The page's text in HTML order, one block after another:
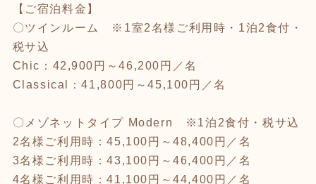
【ご宿泊料金】
〇ツインルーム ※1室2名様ご利用時・1泊2食付・
税サ込
Chic：42,900円～46,200円／名
Classical：41,800円～45,100円／名
〇メゾネットタイプ Modern ※1泊2食付・税サ込
2名様ご利用時：45,100円～48,400円／名
3名様ご利用時：43,100円～46,400円／名
4名様ご利用時：41,100円～44,400円／名